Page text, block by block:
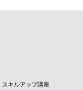
スキルアップ講座